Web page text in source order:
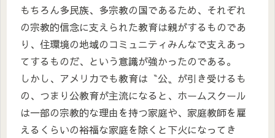
もちろん多民族、多宗教の国であるため、それぞれ
の宗教的信念に支えられた教育は親がするものであ
り、住環境の地域のコミュニティみんなで支えあっ
てするものだ、という意識が強かったのである。
しかし、アメリカでも教育は〝公〟が引き受けるも
の、つまり公教育が主流になると、ホームスクール
は一部の宗教的な理由を持つ家庭や、家庭教師を雇
えるくらいの裕福な家庭を除くと下火になってき